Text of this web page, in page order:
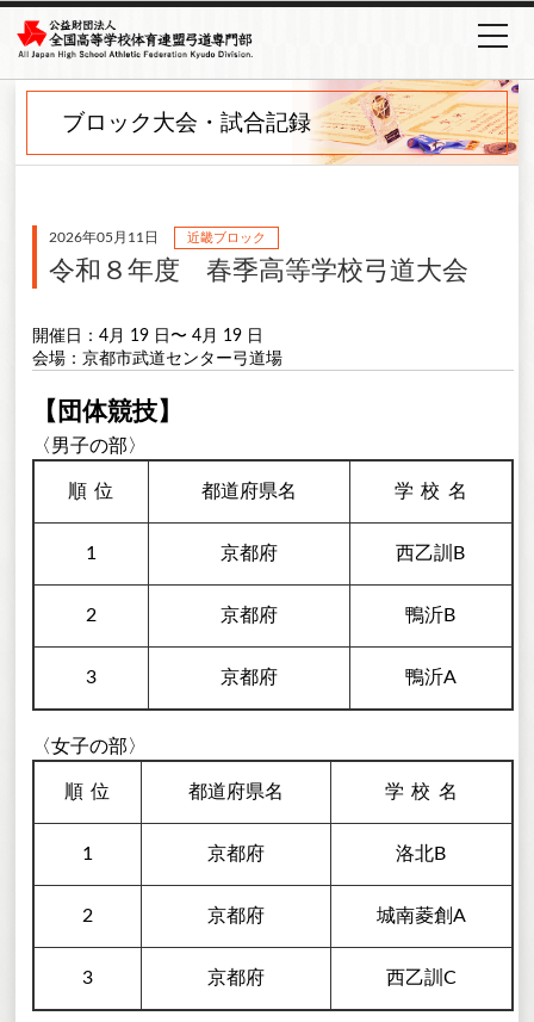
ブロック大会・試合記録
2026年05月11日 近畿ブロック
令和８年度 春季高等学校弓道大会
開催日：4月 19 日〜 4月 19 日
会場：京都市武道センター弓道場
【団体競技】
〈男子の部〉
順位 都道府県名 学校 名
1 京都府 西乙訓B
2 京都府 鴨沂B
3 京都府 鴨沂A
〈女子の部〉
順位 都道府県名 学校 名
1 京都府 洛北B
2 京都府 城南菱創A
3 京都府 西乙訓C